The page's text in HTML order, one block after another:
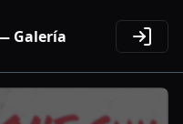
Galería